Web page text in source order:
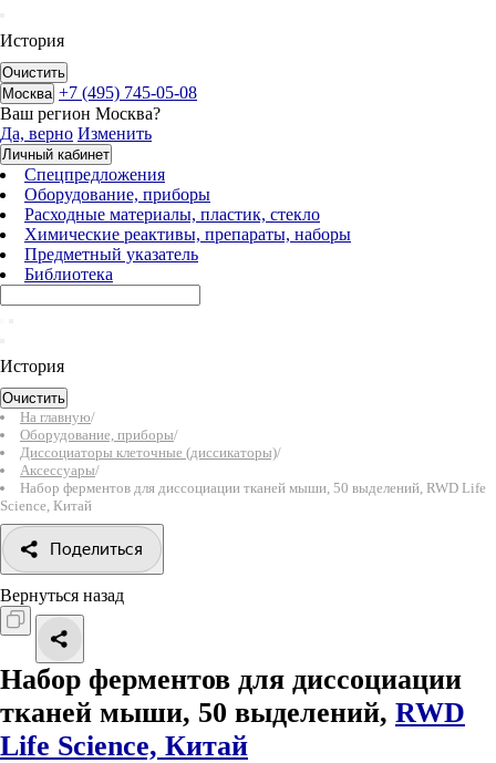
История
Очистить
Москва +7 (495) 745-05-08
Ваш регион Москва?
Да, верно Изменить
Личный кабинет
Спецпредложения
Оборудование, приборы
Расходные материалы, пластик, стекло
Химические реактивы, препараты, наборы
Предметный указатель
Библиотека
История
Очистить
На главную/
Оборудование, приборы/
Диссоциаторы клеточные (диссикаторы)/
Аксессуары/
Набор ферментов для диссоциации тканей мыши, 50 выделений, RWD Life
Science, Китай
Поделиться
Вернуться назад
Набор ферментов для диссоциации
тканей мыши, 50 выделений, RWD
Life Science, Китай